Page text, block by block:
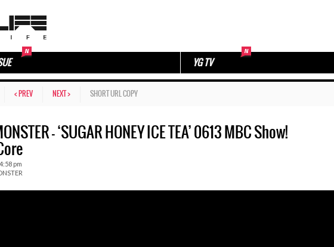
YG TV
< PREV NEXT > SHORT URL COPY
– ‘SUGAR HONEY ICE TEA’ 0613 MBC Show!
pm